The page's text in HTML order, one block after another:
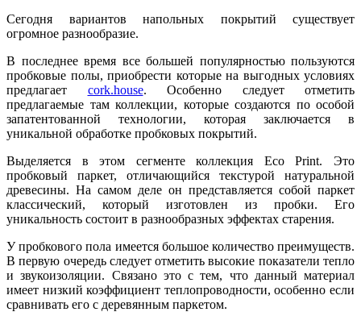
Сегодня вариантов напольных покрытий существует
огромное разнообразие.
В последнее время все большей популярностью пользуются
пробковые полы, приобрести которые на выгодных условиях
предлагает cork.house. Особенно следует отметить
предлагаемые там коллекции, которые создаются по особой
запатентованной технологии, которая заключается в
уникальной обработке пробковых покрытий.
Выделяется в этом сегменте коллекция Eco Print. Это
пробковый паркет, отличающийся текстурой натуральной
древесины. На самом деле он представляется собой паркет
классический, который изготовлен из пробки. Его
уникальность состоит в разнообразных эффектах старения.
У пробкового пола имеется большое количество преимуществ.
В первую очередь следует отметить высокие показатели тепло
и звукоизоляции. Связано это с тем, что данный материал
имеет низкий коэффициент теплопроводности, особенно если
сравнивать его с деревянным паркетом.